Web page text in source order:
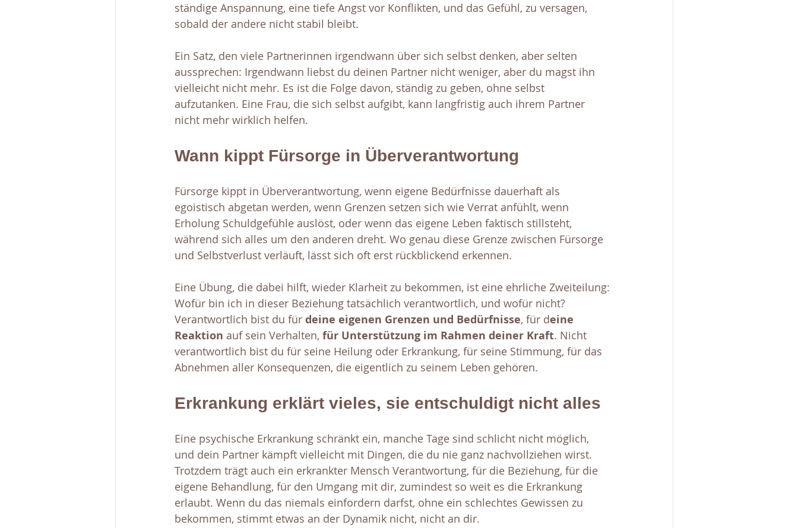
ständige Anspannung, eine tiefe Angst vor Konflikten, und das Gefühl, zu versagen,
sobald der andere nicht stabil bleibt.
Ein Satz, den viele Partnerinnen irgendwann über sich selbst denken, aber selten
aussprechen: Irgendwann liebst du deinen Partner nicht weniger, aber du magst ihn
vielleicht nicht mehr. Es ist die Folge davon, ständig zu geben, ohne selbst
aufzutanken. Eine Frau, die sich selbst aufgibt, kann langfristig auch ihrem Partner
nicht mehr wirklich helfen.
Wann kippt Fürsorge in Überverantwortung
Fürsorge kippt in Überverantwortung, wenn eigene Bedürfnisse dauerhaft als
egoistisch abgetan werden, wenn Grenzen setzen sich wie Verrat anfühlt, wenn
Erholung Schuldgefühle auslöst, oder wenn das eigene Leben faktisch stillsteht,
während sich alles um den anderen dreht. Wo genau diese Grenze zwischen Fürsorge
und Selbstverlust verläuft, lässt sich oft erst rückblickend erkennen.
Eine Übung, die dabei hilft, wieder Klarheit zu bekommen, ist eine ehrliche Zweiteilung:
Wofür bin ich in dieser Beziehung tatsächlich verantwortlich, und wofür nicht?
Verantwortlich bist du für deine eigenen Grenzen und Bedürfnisse, für deine
Reaktion auf sein Verhalten, für Unterstützung im Rahmen deiner Kraft. Nicht
verantwortlich bist du für seine Heilung oder Erkrankung, für seine Stimmung, für das
Abnehmen aller Konsequenzen, die eigentlich zu seinem Leben gehören.
Erkrankung erklärt vieles, sie entschuldigt nicht alles
Eine psychische Erkrankung schränkt ein, manche Tage sind schlicht nicht möglich,
und dein Partner kämpft vielleicht mit Dingen, die du nie ganz nachvollziehen wirst.
Trotzdem trägt auch ein erkrankter Mensch Verantwortung, für die Beziehung, für die
eigene Behandlung, für den Umgang mit dir, zumindest so weit es die Erkrankung
erlaubt. Wenn du das niemals einfordern darfst, ohne ein schlechtes Gewissen zu
bekommen, stimmt etwas an der Dynamik nicht, nicht an dir.